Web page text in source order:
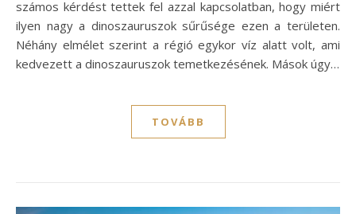
számos kérdést tettek fel azzal kapcsolatban, hogy miért
ilyen nagy a dinoszauruszok sűrűsége ezen a területen.
Néhány elmélet szerint a régió egykor víz alatt volt, ami
kedvezett a dinoszauruszok temetkezésének. Mások úgy…
TOVÁBB